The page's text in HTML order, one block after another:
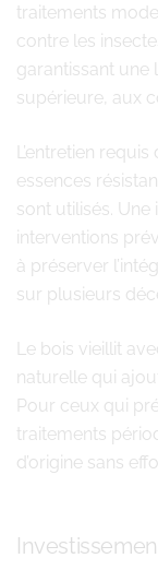
traitements
contre les
garantissant
supérieure, aux
L’entretien
essences
sont utilisés.
interventions
à préserver
sur plusieurs
Le bois vieillit
naturelle qui
Pour ceux qui
traitements
d’origine sans